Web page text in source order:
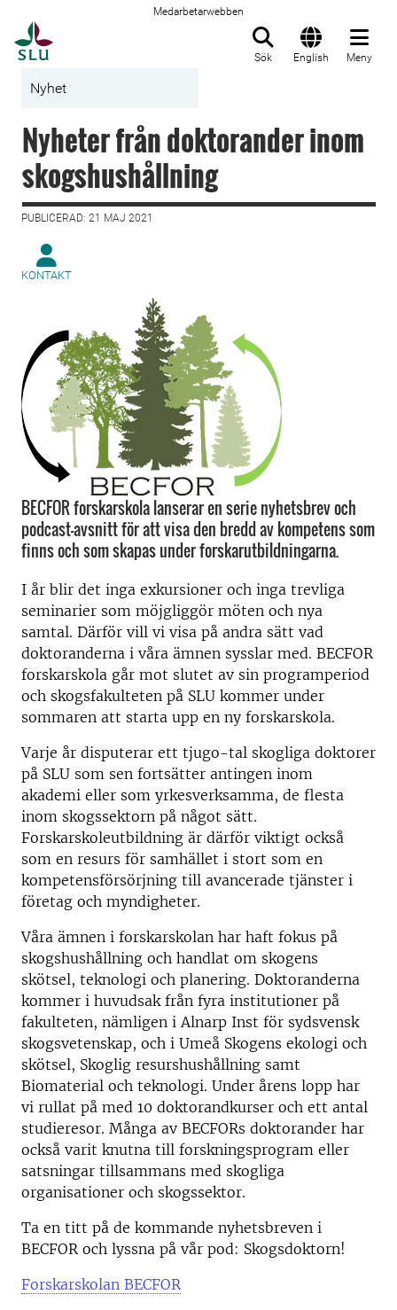
Medarbetarwebben
Sök English Meny
Nyhet
Nyheter från doktorander inom
skogshushållning
PUBLICERAD: 21 MAJ 2021
KONTAKT
BECFOR forskarskola lanserar en serie nyhetsbrev och
podcast-avsnitt för att visa den bredd av kompetens som
finns och som skapas under forskarutbildningarna.
I år blir det inga exkursioner och inga trevliga
seminarier som möjgliggör möten och nya
samtal. Därför vill vi visa på andra sätt vad
doktoranderna i våra ämnen sysslar med. BECFOR
forskarskola går mot slutet av sin programperiod
och skogsfakulteten på SLU kommer under
sommaren att starta upp en ny forskarskola.
Varje år disputerar ett tjugo-tal skogliga doktorer
på SLU som sen fortsätter antingen inom
akademi eller som yrkesverksamma, de flesta
inom skogssektorn på något sätt.
Forskarskoleutbildning är därför viktigt också
som en resurs för samhället i stort som en
kompetensförsörjning till avancerade tjänster i
företag och myndigheter.
Våra ämnen i forskarskolan har haft fokus på
skogshushållning och handlat om skogens
skötsel, teknologi och planering. Doktoranderna
kommer i huvudsak från fyra institutioner på
fakulteten, nämligen i Alnarp Inst för sydsvensk
skogsvetenskap, och i Umeå Skogens ekologi och
skötsel, Skoglig resurshushållning samt
Biomaterial och teknologi. Under årens lopp har
vi rullat på med 10 doktorandkurser och ett antal
studieresor. Många av BECFORs doktorander har
också varit knutna till forskningsprogram eller
satsningar tillsammans med skogliga
organisationer och skogssektor.
Ta en titt på de kommande nyhetsbreven i
BECFOR och lyssna på vår pod: Skogsdoktorn!
Forskarskolan BECFOR